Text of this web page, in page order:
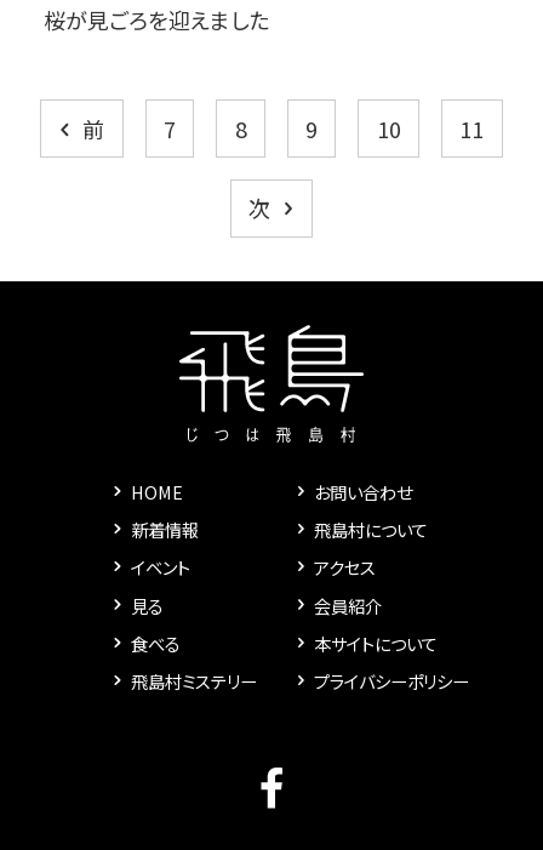
桜が見ごろを迎えました
前 7 8 9 10 11
次
HOME
新着情報
イベント
見る
食べる
飛島村ミステリー
お問い合わせ
飛島村について
アクセス
会員紹介
本サイトについて
プライバシーポリシー